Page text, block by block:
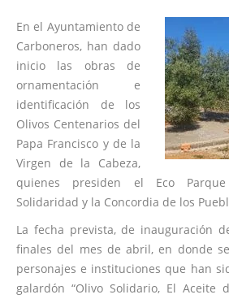
En el Ayuntamiento de
Carboneros, han dado
inicio las obras de
ornamentación e
identificación de los
Olivos Centenarios del
Papa Francisco y de la
Virgen de la Cabeza,
quienes presiden el Eco
Solidaridad y la Concordia de los
La fecha prevista, de inauguración
finales del mes de abril, en donde
personajes e instituciones que han
galardón “Olivo Solidario, El Aceite